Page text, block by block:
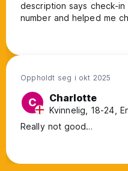
description says check-
number and helped me
helped me get the
I had to ask him to
Oppholdt seg i okt 2025
C Charlotte
Kvinnelig, 18-24,
Really not good…